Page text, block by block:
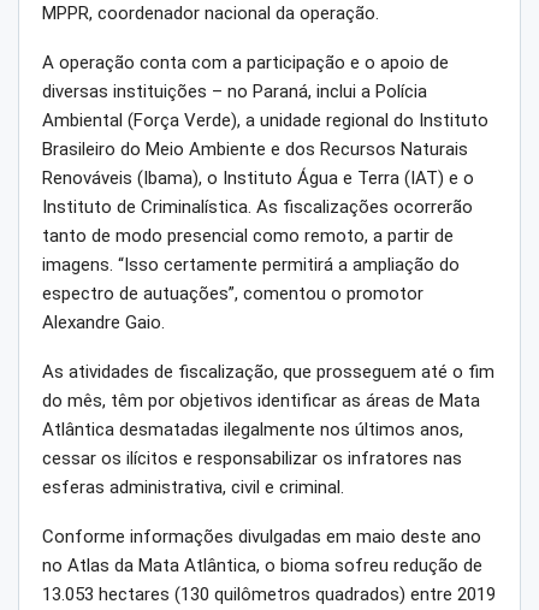
MPPR, coordenador nacional da operação.
A operação conta com a participação e o apoio de
diversas instituições – no Paraná, inclui a Polícia
Ambiental (Força Verde), a unidade regional do Instituto
Brasileiro do Meio Ambiente e dos Recursos Naturais
Renováveis (Ibama), o Instituto Água e Terra (IAT) e o
Instituto de Criminalística. As fiscalizações ocorrerão
tanto de modo presencial como remoto, a partir de
imagens. “Isso certamente permitirá a ampliação do
espectro de autuações”, comentou o promotor
Alexandre Gaio.
As atividades de fiscalização, que prosseguem até o fim
do mês, têm por objetivos identificar as áreas de Mata
Atlântica desmatadas ilegalmente nos últimos anos,
cessar os ilícitos e responsabilizar os infratores nas
esferas administrativa, civil e criminal.
Conforme informações divulgadas em maio deste ano
no Atlas da Mata Atlântica, o bioma sofreu redução de
13.053 hectares (130 quilômetros quadrados) entre 2019